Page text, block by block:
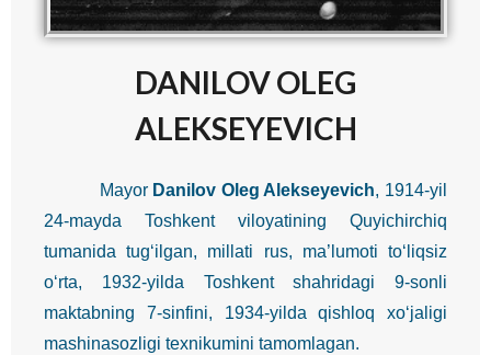
DANILOV OLEG
ALEKSEYEVICH
Mayor Danilov Oleg Alekseyevich, 1914-yil
24-mayda Toshkent viloyatining Quyichirchiq
tumanida tug‘ilgan, millati rus, ma’lumoti to‘liqsiz
o‘rta, 1932-yilda Toshkent shahridagi 9-sonli
maktabning 7-sinfini, 1934-yilda qishloq xo‘jaligi
mashinasozligi texnikumini tamomlagan.